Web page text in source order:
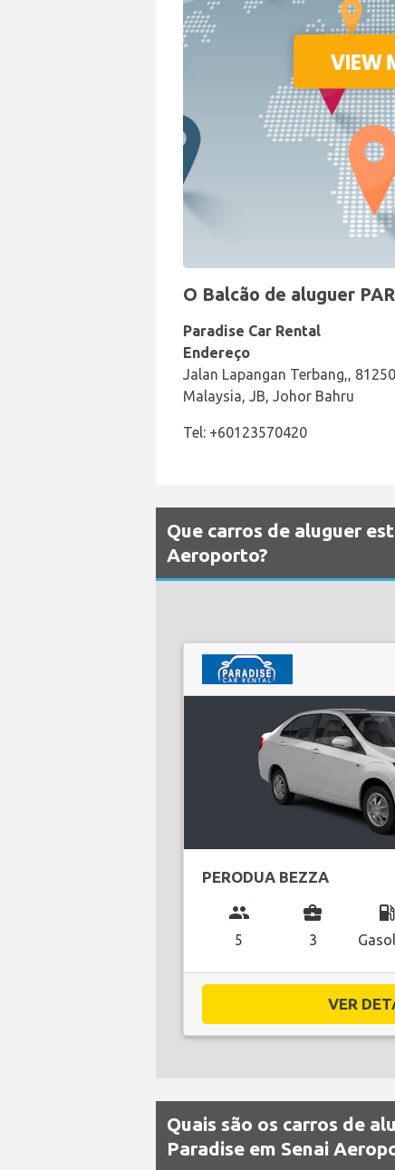
O Balcão de aluguer
Paradise Car Rental
Endereço
Jalan Lapangan Terbang,,
Malaysia, JB, Johor Bahru
Tel: +60123570420
Que carros de aluguer
Aeroporto?
PERODUA BEZZA
group
5
business_center
3
local_gas_station
VER
Quais são os carros de
Paradise em Senai